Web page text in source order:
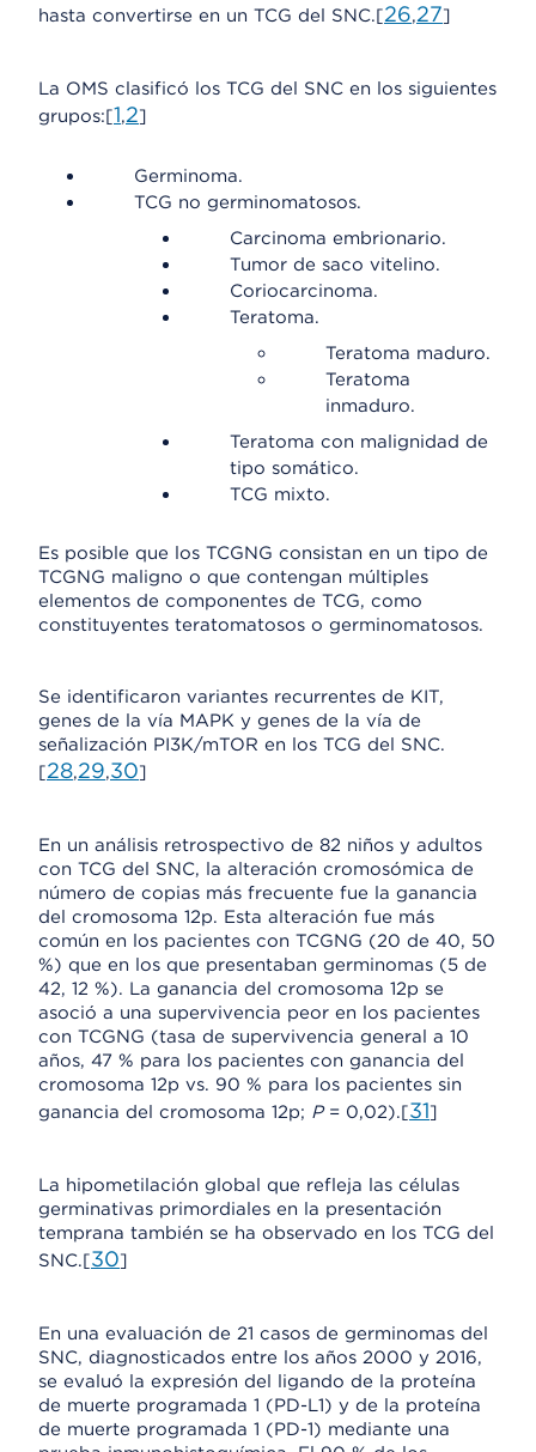
hasta convertirse en un TCG del SNC.[26,27]
La OMS clasificó los TCG del SNC en los siguientes
grupos:[1,2]
Germinoma.
TCG no germinomatosos.
Carcinoma embrionario.
Tumor de saco vitelino.
Coriocarcinoma.
Teratoma.
Teratoma maduro.
Teratoma
inmaduro.
Teratoma con malignidad de
tipo somático.
TCG mixto.
Es posible que los TCGNG consistan en un tipo de
TCGNG maligno o que contengan múltiples
elementos de componentes de TCG, como
constituyentes teratomatosos o germinomatosos.
Se identificaron variantes recurrentes de KIT,
genes de la vía MAPK y genes de la vía de
señalización PI3K/mTOR en los TCG del SNC.
[28,29,30]
En un análisis retrospectivo de 82 niños y adultos
con TCG del SNC, la alteración cromosómica de
número de copias más frecuente fue la ganancia
del cromosoma 12p. Esta alteración fue más
común en los pacientes con TCGNG (20 de 40, 50
%) que en los que presentaban germinomas (5 de
42, 12 %). La ganancia del cromosoma 12p se
asoció a una supervivencia peor en los pacientes
con TCGNG (tasa de supervivencia general a 10
años, 47 % para los pacientes con ganancia del
cromosoma 12p vs. 90 % para los pacientes sin
ganancia del cromosoma 12p; P= 0,02).[31]
La hipometilación global que refleja las células
germinativas primordiales en la presentación
temprana también se ha observado en los TCG del
SNC.[30]
En una evaluación de 21 casos de germinomas del
SNC, diagnosticados entre los años 2000 y 2016,
se evaluó la expresión del ligando de la proteína
de muerte programada 1 (PD-L1) y de la proteína
de muerte programada 1 (PD-1) mediante una